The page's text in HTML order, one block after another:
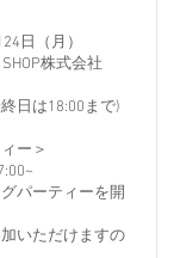
日（月）
SHOP株式会社
日は18:00まで)
ー＞
パーティーを開
いただけますの